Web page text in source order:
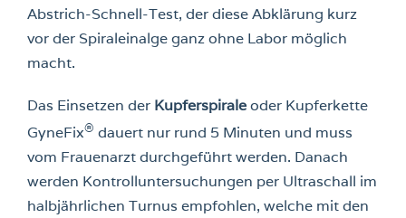
Abstrich-Schnell-Test, der diese Abklärung kurz
vor der Spiraleinalge ganz ohne Labor möglich
macht.
Das Einsetzen der Kupferspiraleoder Kupferkette
GyneFix® dauert nur rund 5 Minuten und muss
vom Frauenarzt durchgeführt werden. Danach
werden Kontrolluntersuchungen per Ultraschall im
halbjährlichen Turnus empfohlen, welche mit den